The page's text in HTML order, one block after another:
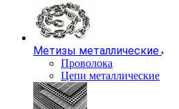
Метизы металлические
Проволока
Цепи металлические